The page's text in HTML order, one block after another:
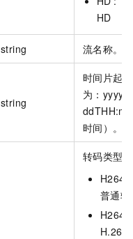
HD
string 流名称。
string
时间片起
为：yyyy-
时间）。
转码类型
普通转
H.264